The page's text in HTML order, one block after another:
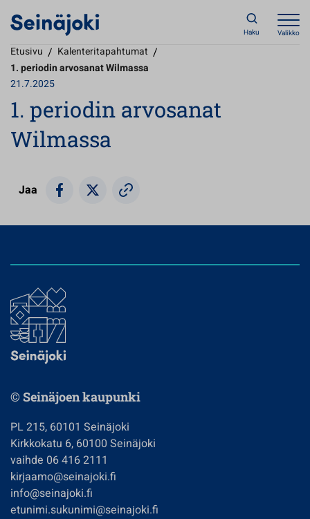
Haku Valikko
Etusivu / Kalenteritapahtumat /
1. periodin arvosanat Wilmassa
21.7.2025
1. periodin arvosanat
Wilmassa
Jaa
© Seinäjoen kaupunki
PL 215, 60101 Seinäjoki
Kirkkokatu 6, 60100 Seinäjoki
vaihde 06 416 2111
kirjaamo@seinajoki.fi
info@seinajoki.fi
etunimi.sukunimi@seinajoki.fi